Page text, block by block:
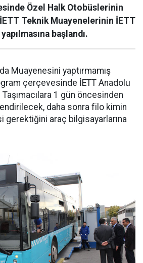
Özel Halk Otobüslerinin
İETT Teknik Muayenelerinin İETT
başlandı.
Muayenesini yaptırmamış
çerçevesinde İETT Anadolu
Taşımacılara 1 gün öncesinden
daha sonra filo kimin
gerektiğini araç bilgisayarlarına